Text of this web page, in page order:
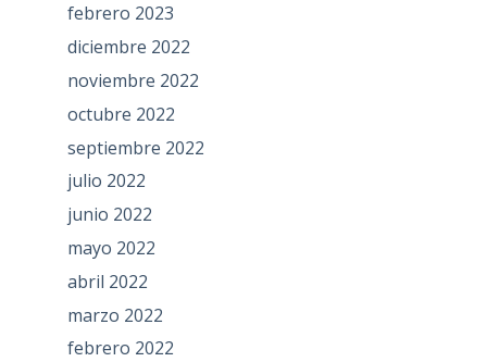
febrero 2023
diciembre 2022
noviembre 2022
octubre 2022
septiembre 2022
julio 2022
junio 2022
mayo 2022
abril 2022
marzo 2022
febrero 2022